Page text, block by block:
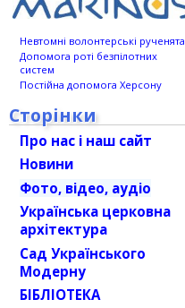
Невтомні волонтерські рученята
Допомога роті безпілотних
систем
Постійна допомога Херсону
Сторінки
Про нас і наш сайт
Новини
Фото, відео, аудіо
Українська церковна
архітектура
Сад Українського
Модерну
БІБЛІОТЕКА